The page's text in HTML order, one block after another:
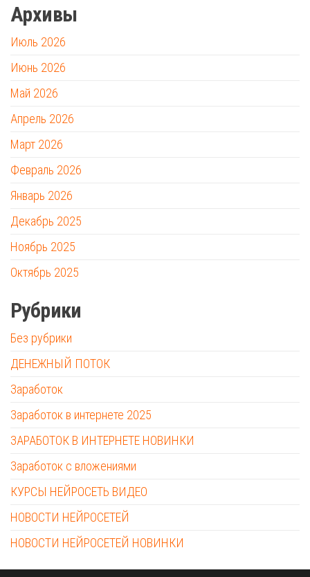
Архивы
Июль 2026
Июнь 2026
Май 2026
Апрель 2026
Март 2026
Февраль 2026
Январь 2026
Декабрь 2025
Ноябрь 2025
Октябрь 2025
Рубрики
Без рубрики
ДЕНЕЖНЫЙ ПОТОК
Заработок
Заработок в интернете 2025
ЗАРАБОТОК В ИНТЕРНЕТЕ НОВИНКИ
Заработок с вложениями
КУРСЫ НЕЙРОСЕТЬ ВИДЕО
НОВОСТИ НЕЙРОСЕТЕЙ
НОВОСТИ НЕЙРОСЕТЕЙ НОВИНКИ